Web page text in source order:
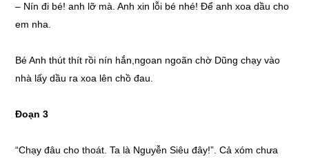
– Nín đi bé! anh lỡ mà. Anh xin lỗi bé nhé! Để anh xoa dầu cho
em nha.
Bé Anh thút thít rồi nín hắn,ngoan ngoãn chờ Dũng chạy vào
nhà lấy dầu ra xoa lên chồ đau.
Đoạn 3
“Chạy đâu cho thoát. Ta là Nguyễn Siêu đây!”. Cả xóm chưa